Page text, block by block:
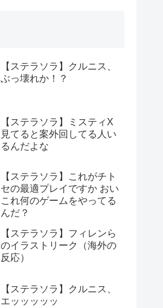
【ステラソラ】クルニス、
ぶっ壊れか！？
【ステラソラ】ミスティX
見てると案外回してる人い
るんだよな
【ステラソラ】これがチト
セの最適プレイですか おい
これ何のゲームをやってる
んだ？
【ステラソラ】フィレンら
のイラストリーク（海外の
反応）
【ステラソラ】クルニス、
エッッッッッ